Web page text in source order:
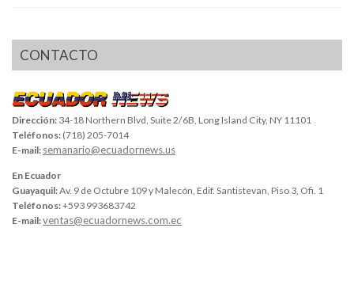
CONTACTO
Dirección: 34-18 Northern Blvd, Suite 2/6B, Long Island City, NY 11101
Teléfonos: (718) 205-7014
E-mail: semanario@ecuadornews.us
En Ecuador
Guayaquil:Av. 9 de Octubre 109 y Malecón, Edif. Santistevan, Piso 3, Ofi. 1
Teléfonos:+593 993683742
E-mail:ventas@ecuadornews.com.ec